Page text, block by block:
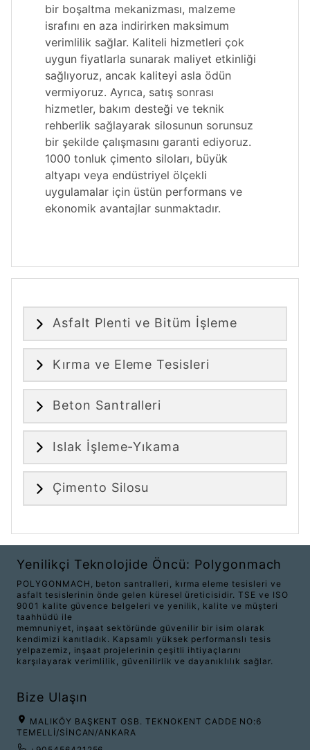
bir boşaltma mekanizması, malzeme
israfını en aza indirirken maksimum
verimlilik sağlar. Kaliteli hizmetleri çok
uygun fiyatlarla sunarak maliyet etkinliği
sağlıyoruz, ancak kaliteyi asla ödün
vermiyoruz. Ayrıca, satış sonrası
hizmetler, bakım desteği ve teknik
rehberlik sağlayarak silosunun sorunsuz
bir şekilde çalışmasını garanti ediyoruz.
1000 tonluk çimento siloları, büyük
altyapı veya endüstriyel ölçekli
uygulamalar için üstün performans ve
ekonomik avantajlar sunmaktadır.
Asfalt Plenti ve Bitüm İşleme
Kırma ve Eleme Tesisleri
Beton Santralleri
Islak İşleme-Yıkama
Çimento Silosu
Yenilikçi Teknolojide Öncü: Polygonmach
POLYGONMACH, beton santralleri, kırma eleme tesisleri ve
asfalt tesislerinin önde gelen küresel üreticisidir. TSE ve ISO
9001 kalite güvence belgeleri ve yenilik, kalite ve müşteri
taahhüdü ile
memnuniyet, inşaat sektöründe güvenilir bir isim olarak
kendimizi kanıtladık. Kapsamlı yüksek performanslı tesis
yelpazemiz, inşaat projelerinin çeşitli ihtiyaçlarını
karşılayarak verimlilik, güvenilirlik ve dayanıklılık sağlar.
Bize Ulaşın
MALIKÖY BAŞKENT OSB. TEKNOKENT CADDE NO:6
TEMELLİ/SİNCAN/ANKARA